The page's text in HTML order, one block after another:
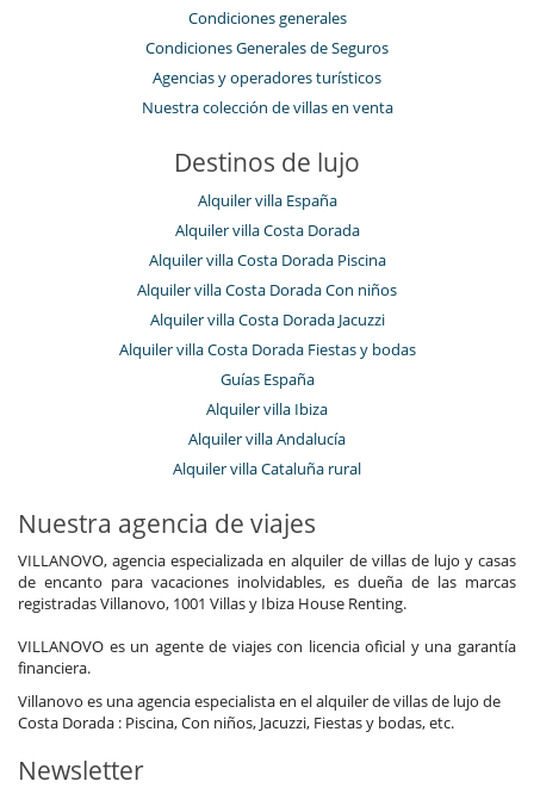
Condiciones generales
Condiciones Generales de Seguros
Agencias y operadores turísticos
Nuestra colección de villas en venta
Destinos de lujo
Alquiler villa España
Alquiler villa Costa Dorada
Alquiler villa Costa Dorada Piscina
Alquiler villa Costa Dorada Con niños
Alquiler villa Costa Dorada Jacuzzi
Alquiler villa Costa Dorada Fiestas y bodas
Guías España
Alquiler villa Ibiza
Alquiler villa Andalucía
Alquiler villa Cataluña rural
Nuestra agencia de viajes
VILLANOVO, agencia especializada en alquiler de villas de lujo y casas
de encanto para vacaciones inolvidables, es dueña de las marcas
registradas Villanovo, 1001 Villas y Ibiza House Renting.
VILLANOVO es un agente de viajes con licencia oficial y una garantía
financiera.
Villanovo es una agencia especialista en el alquiler de villas de lujo de
Costa Dorada : Piscina, Con niños, Jacuzzi, Fiestas y bodas, etc.
Newsletter